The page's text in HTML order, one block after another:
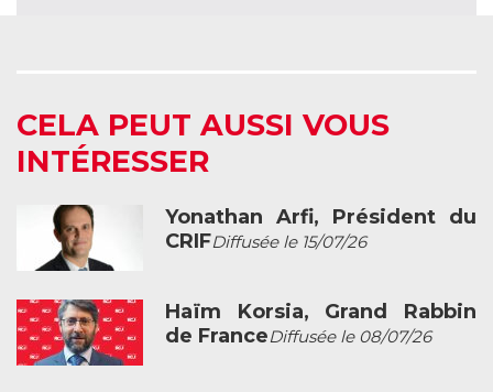
CELA PEUT AUSSI VOUS
INTÉRESSER
Yonathan Arfi, Président du
CRIFDiffusée le 15/07/26
Haïm Korsia, Grand Rabbin
de FranceDiffusée le 08/07/26